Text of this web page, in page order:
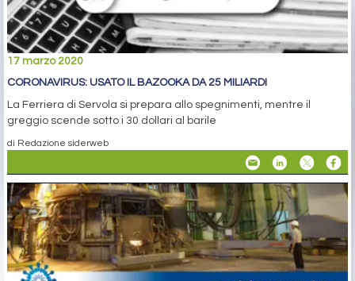
17 marzo 2020
CORONAVIRUS: USATO IL BAZOOKA DA 25 MILIARDI
La Ferriera di Servola si prepara allo spegnimenti, mentre il
greggio scende sotto i 30 dollari al barile
di Redazione siderweb